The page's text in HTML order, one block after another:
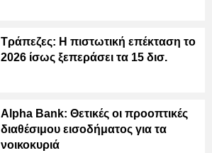
Τράπεζες: H πιστωτική επέκταση το
2026 ίσως ξεπεράσει τα 15 δισ.
Alpha Bank: Θετικές οι προοπτικές
διαθέσιμου εισοδήματος για τα
νοικοκυριά